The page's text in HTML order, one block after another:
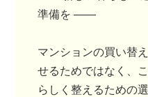
準備を ――
マンションの買い替
せるためではなく、
らしく整えるための